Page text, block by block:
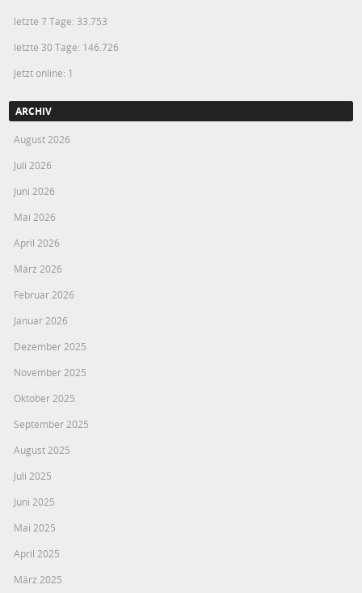
letzte 7 Tage: 33.753
letzte 30 Tage: 146.726
Jetzt online: 1
ARCHIV
August 2026
Juli 2026
Juni 2026
Mai 2026
April 2026
März 2026
Februar 2026
Januar 2026
Dezember 2025
November 2025
Oktober 2025
September 2025
August 2025
Juli 2025
Juni 2025
Mai 2025
April 2025
März 2025